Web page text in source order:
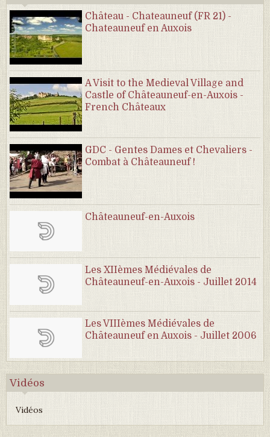
Château - Chateauneuf (FR 21) -
Chateauneuf en Auxois
A Visit to the Medieval Village and
Castle of Châteauneuf-en-Auxois -
French Châteaux
GDC - Gentes Dames et Chevaliers -
Combat à Châteauneuf !
Châteauneuf-en-Auxois
Les XIIèmes Médiévales de
Châteauneuf-en-Auxois - Juillet 2014
Les VIIIèmes Médiévales de
Châteauneuf en Auxois - Juillet 2006
Vidéos
Vidéos